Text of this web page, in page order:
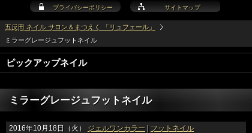
五反田 ネイル サロン＆まつえく 「リュフェール」
ミラーグレージュフットネイル
ピックアップネイル
ミラーグレージュフットネイル
2016年10月18日（火） ジェルワンカラー | フットネイル
プライバシーポリシー サイトマップ